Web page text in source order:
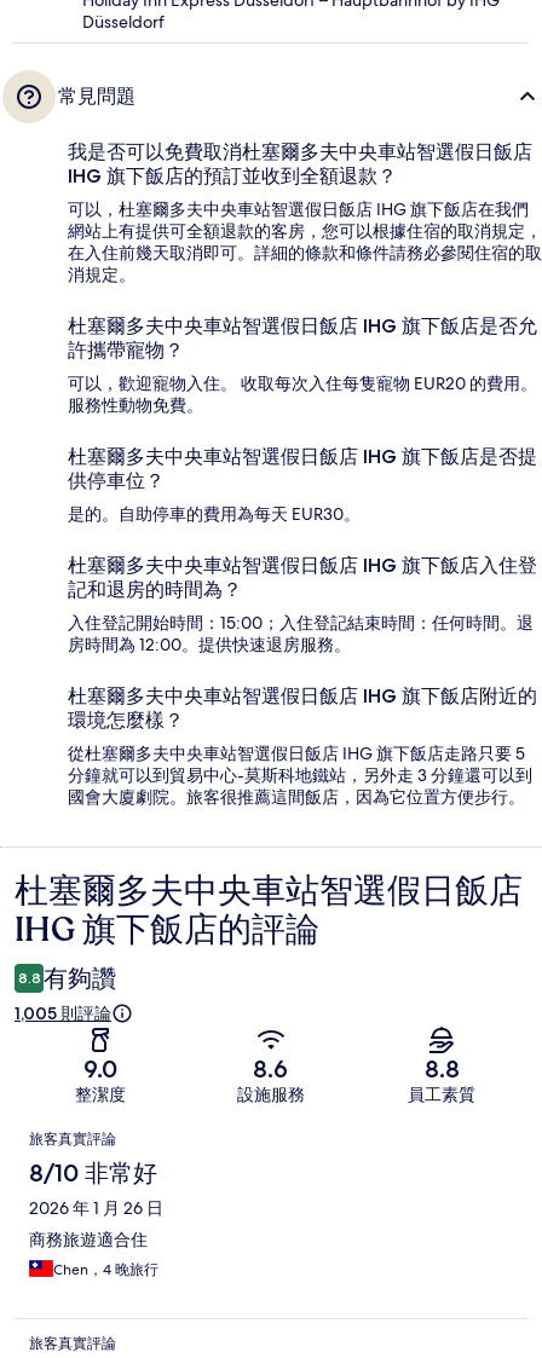
Düsseldorf
常見問題
我是否可以免費取消杜塞爾多夫中央車站智選假日飯店
IHG 旗下飯店的預訂並收到全額退款？
可以，杜塞爾多夫中央車站智選假日飯店 IHG 旗下飯店在我們
網站上有提供可全額退款的客房，您可以根據住宿的取消規定，
在入住前幾天取消即可。詳細的條款和條件請務必參閱住宿的取
消規定。
杜塞爾多夫中央車站智選假日飯店 IHG 旗下飯店是否允
許攜帶寵物？
可以，歡迎寵物入住。 收取每次入住每隻寵物 EUR20 的費用。
服務性動物免費。
杜塞爾多夫中央車站智選假日飯店 IHG 旗下飯店是否提
供停車位？
是的。自助停車的費用為每天 EUR30。
杜塞爾多夫中央車站智選假日飯店 IHG 旗下飯店入住登
記和退房的時間為？
入住登記開始時間：15:00；入住登記結束時間：任何時間。退
房時間為 12:00。提供快速退房服務。
杜塞爾多夫中央車站智選假日飯店 IHG 旗下飯店附近的
環境怎麼樣？
從杜塞爾多夫中央車站智選假日飯店 IHG 旗下飯店走路只要 5
分鐘就可以到貿易中心-莫斯科地鐵站，另外走 3 分鐘還可以到
國會大廈劇院。旅客很推薦這間飯店，因為它位置方便步行。
評
論
杜塞爾多夫中央車站智選假日飯店
IHG 旗下飯店的評論
8.8 有夠讚
1,005 則評論
9.0
整潔度
8.6
設施服務
8.8
員工素質
評
論
旅客真實評論
8/10 非常好
2026 年 1 月 26 日
商務旅遊適合住
Chen，4 晚旅行
旅客真實評論